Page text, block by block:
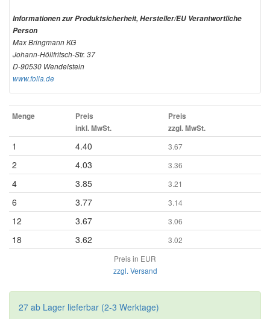
Informationen zur Produktsicherheit, Hersteller/EU Verantwortliche
Person
Max Bringmann KG
Johann-Höllfritsch-Str. 37
D-90530 Wendelstein
www.folia.de
Menge
Preis
inkl. MwSt.
Preis
zzgl. MwSt.
1 4.40 3.67
2 4.03 3.36
4 3.85 3.21
6 3.77 3.14
12 3.67 3.06
18 3.62
3.02
Preis in EUR
zzgl. Versand
27 ab Lager lieferbar (2-3 Werktage)